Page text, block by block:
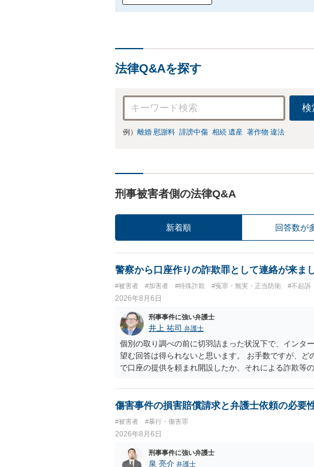
法律Q&Aを探す
検
例） 離婚 慰謝料 誹謗中傷 相続 遺産 著作物 違法
刑事被害者側の法律Q&A
新着順 回答数が
警察から口座作りの詐欺罪として連絡が来まし
#被害者 #加害者 #特殊詐欺 #冤罪・無実・正当防衛 #不起訴
2026年8月6日
刑事事件に強い弁護士
井上 祐司 弁護士
個別の取り調べの前に切羽詰まった状況下で、インタ
望む回答は得られないと思います。 お手数ですが、
で口座の提供を頼まれ開設したか、それによる詐欺等
でいえば、任意取り調べの場合、ＩＣレコーダーを持
ます。
傷害事件の損害賠償請求と弁護士依頼の必要
#被害者 #暴行・傷害罪
2026年8月6日
刑事事件に強い弁護士
泉 亮介 弁護士